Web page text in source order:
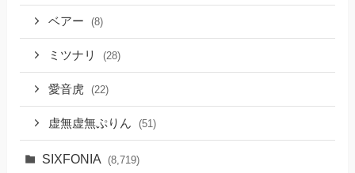
ベアー (8)
ミツナリ (28)
愛音虎 (22)
虚無虚無ぷりん (51)
SIXFONIA (8,719)